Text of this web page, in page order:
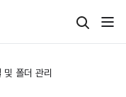
및 폴더 관리